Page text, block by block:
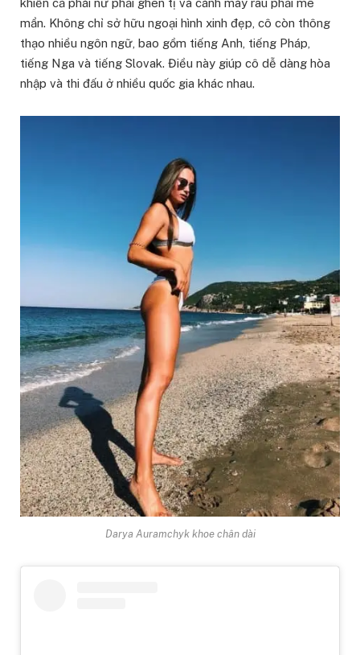
mẩn. Không chỉ sở hữu ngoại hình xinh đẹp, cô còn thông
thạo nhiều ngôn ngữ, bao gồm tiếng Anh, tiếng Pháp,
tiếng Nga và tiếng Slovak. Điều này giúp cô dễ dàng hòa
nhập và thi đấu ở nhiều quốc gia khác nhau.
Darya Auramchyk khoe chân dài